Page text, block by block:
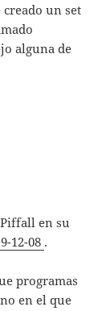
un set
alguna de
en su
12-08 .
programas
en el que